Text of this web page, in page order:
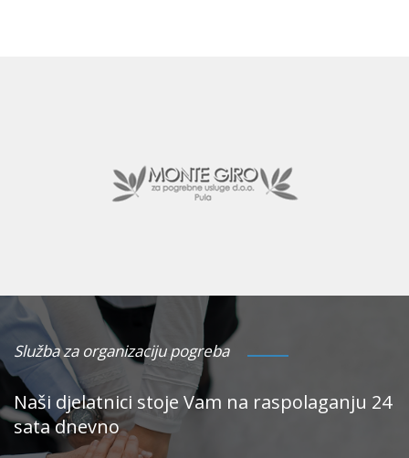
Služba za organizaciju pogreba
Naši djelatnici stoje Vam na raspolaganju 24
sata dnevno